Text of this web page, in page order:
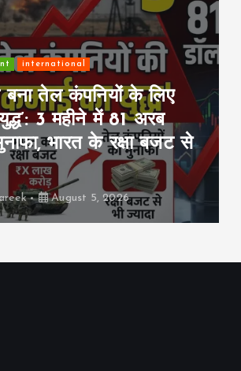
राजनीति
महिला आरक्षण पर बढ़ी
बदलने वाली है देश की
August 5, 2026